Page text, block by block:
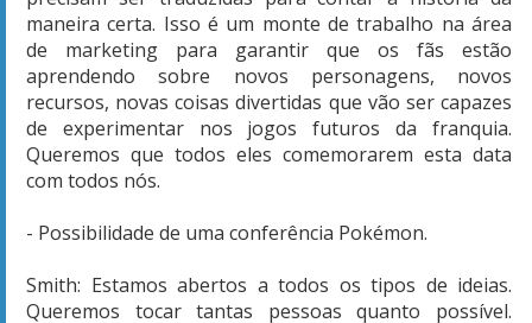
maneira certa. Isso é um monte de trabalho na área
de marketing para garantir que os fãs estão
aprendendo sobre novos personagens, novos
recursos, novas coisas divertidas que vão ser capazes
de experimentar nos jogos futuros da franquia.
Queremos que todos eles comemorarem esta data
com todos nós.
- Possibilidade de uma conferência Pokémon.
Smith: Estamos abertos a todos os tipos de ideias.
Queremos tocar tantas pessoas quanto possível.